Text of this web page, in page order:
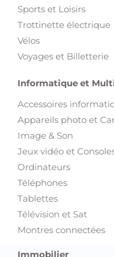
Sports et Loisirs
Trottinette électrique
Vélos
Voyages et Billetterie
Informatique et
Accessoires
Appareils photo et
Image & Son
Jeux vidéo et
Ordinateurs
Téléphones
Tablettes
Télévision et Sat
Montres connectées
Immobilier